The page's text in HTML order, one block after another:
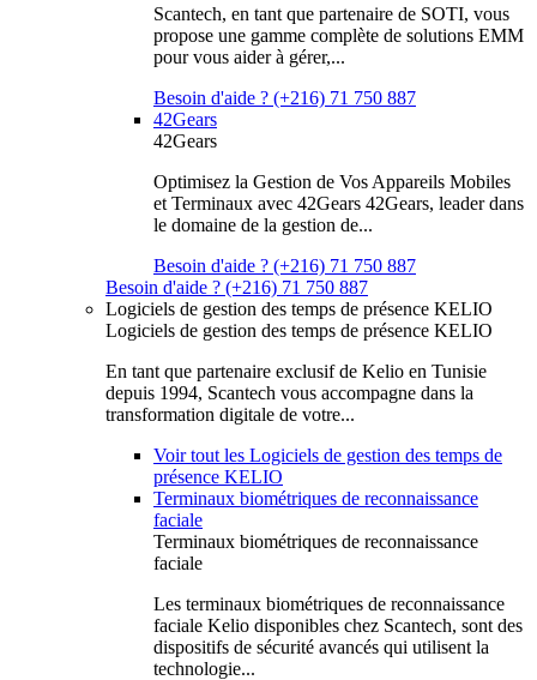
Scantech, en tant que partenaire de SOTI, vous
propose une gamme complète de solutions EMM
pour vous aider à gérer,...
Besoin d'aide ? (+216) 71 750 887
42Gears
42Gears
Optimisez la Gestion de Vos Appareils Mobiles
et Terminaux avec 42Gears 42Gears, leader dans
le domaine de la gestion de...
Besoin d'aide ? (+216) 71 750 887
Besoin d'aide ? (+216) 71 750 887
Logiciels de gestion des temps de présence KELIO
Logiciels de gestion des temps de présence KELIO
En tant que partenaire exclusif de Kelio en Tunisie
depuis 1994, Scantech vous accompagne dans la
transformation digitale de votre...
Voir tout les Logiciels de gestion des temps de
présence KELIO
Terminaux biométriques de reconnaissance
faciale
Terminaux biométriques de reconnaissance
faciale
Les terminaux biométriques de reconnaissance
faciale Kelio disponibles chez Scantech, sont des
dispositifs de sécurité avancés qui utilisent la
technologie...